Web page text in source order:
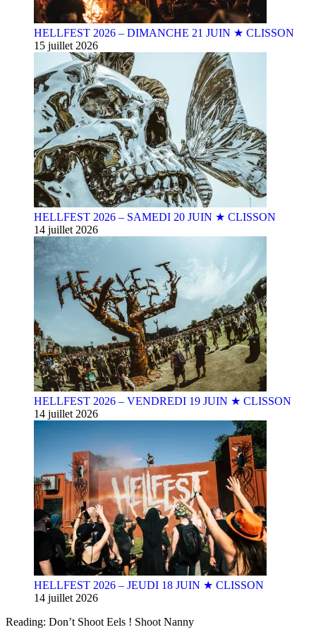
HELLFEST 2026 – DIMANCHE 21 JUIN ★ CLISSON
15 juillet 2026
HELLFEST 2026 – SAMEDI 20 JUIN ★ CLISSON
14 juillet 2026
HELLFEST 2026 – VENDREDI 19 JUIN ★ CLISSON
14 juillet 2026
HELLFEST 2026 – JEUDI 18 JUIN ★ CLISSON
14 juillet 2026
Reading: Don’t Shoot Eels ! Shoot Nanny